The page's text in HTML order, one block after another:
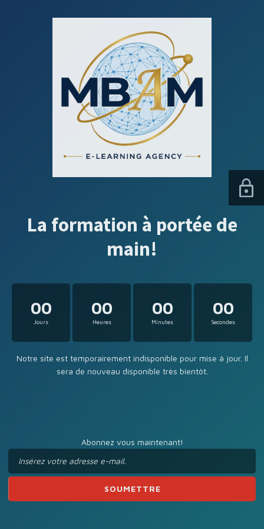
La formation à portée de
main!
00
Jours
00
Heures
00
Minutes
00
Secondes
Notre site est temporairement indisponible pour mise à jour. Il
sera de nouveau disponible très bientôt.
Abonnez vous maintenant!